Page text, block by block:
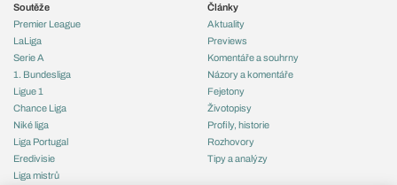
Soutěže
Premier League
LaLiga
Serie A
1. Bundesliga
Ligue 1
Chance Liga
Niké liga
Liga Portugal
Eredivisie
Liga mistrů
Články
Aktuality
Previews
Komentáře a souhrny
Názory a komentáře
Fejetony
Životopisy
Profily, historie
Rozhovory
Tipy a analýzy